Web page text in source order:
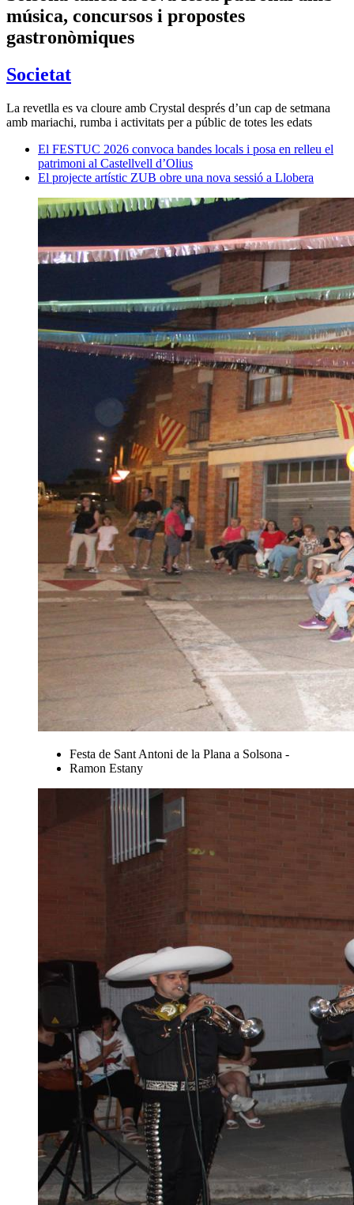
música, concursos i propostes
gastronòmiques
Societat
La revetlla es va cloure amb Crystal després d’un cap de setmana
amb mariachi, rumba i activitats per a públic de totes les edats
El FESTUC 2026 convoca bandes locals i posa en relleu el
patrimoni al Castellvell d’Olius
El projecte artístic ZUB obre una nova sessió a Llobera
Festa de Sant Antoni de la Plana a Solsona -
Ramon Estany